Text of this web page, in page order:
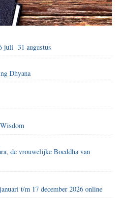
juli -31 augustus
Dhyana
de vrouwelijke Boeddha van
t/m 17 december 2026 online